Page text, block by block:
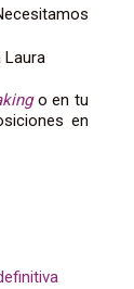
Laura
o en tu
en